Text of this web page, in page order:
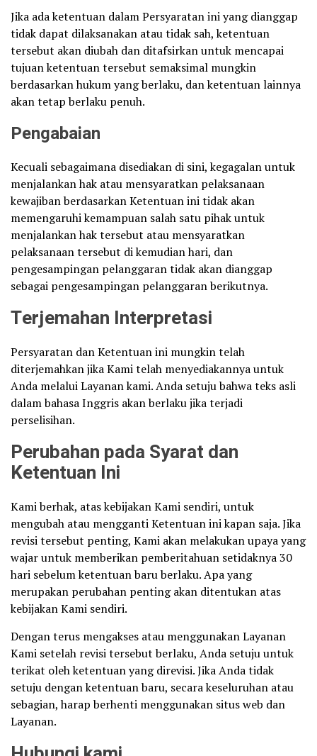
Jika ada ketentuan dalam Persyaratan ini yang dianggap
tidak dapat dilaksanakan atau tidak sah, ketentuan
tersebut akan diubah dan ditafsirkan untuk mencapai
tujuan ketentuan tersebut semaksimal mungkin
berdasarkan hukum yang berlaku, dan ketentuan lainnya
akan tetap berlaku penuh.
Pengabaian
Kecuali sebagaimana disediakan di sini, kegagalan untuk
menjalankan hak atau mensyaratkan pelaksanaan
kewajiban berdasarkan Ketentuan ini tidak akan
memengaruhi kemampuan salah satu pihak untuk
menjalankan hak tersebut atau mensyaratkan
pelaksanaan tersebut di kemudian hari, dan
pengesampingan pelanggaran tidak akan dianggap
sebagai pengesampingan pelanggaran berikutnya.
Terjemahan Interpretasi
Persyaratan dan Ketentuan ini mungkin telah
diterjemahkan jika Kami telah menyediakannya untuk
Anda melalui Layanan kami. Anda setuju bahwa teks asli
dalam bahasa Inggris akan berlaku jika terjadi
perselisihan.
Perubahan pada Syarat dan
Ketentuan Ini
Kami berhak, atas kebijakan Kami sendiri, untuk
mengubah atau mengganti Ketentuan ini kapan saja. Jika
revisi tersebut penting, Kami akan melakukan upaya yang
wajar untuk memberikan pemberitahuan setidaknya 30
hari sebelum ketentuan baru berlaku. Apa yang
merupakan perubahan penting akan ditentukan atas
kebijakan Kami sendiri.
Dengan terus mengakses atau menggunakan Layanan
Kami setelah revisi tersebut berlaku, Anda setuju untuk
terikat oleh ketentuan yang direvisi. Jika Anda tidak
setuju dengan ketentuan baru, secara keseluruhan atau
sebagian, harap berhenti menggunakan situs web dan
Layanan.